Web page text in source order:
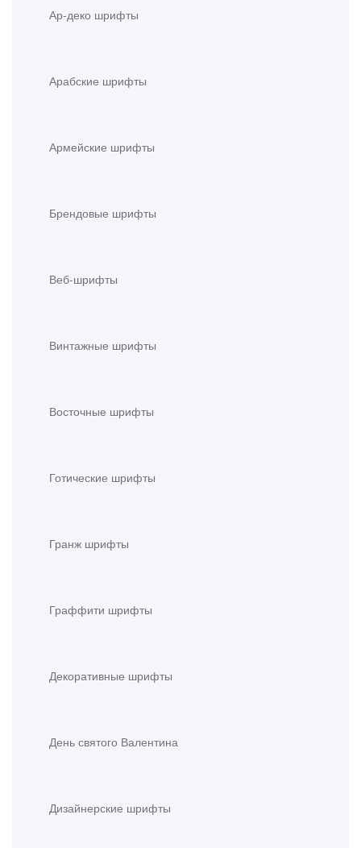
Ар-деко шрифты
Арабские шрифты
Армейские шрифты
Брендовые шрифты
Веб-шрифты
Винтажные шрифты
Восточные шрифты
Готические шрифты
Гранж шрифты
Граффити шрифты
Декоративные шрифты
День святого Валентина
Дизайнерские шрифты